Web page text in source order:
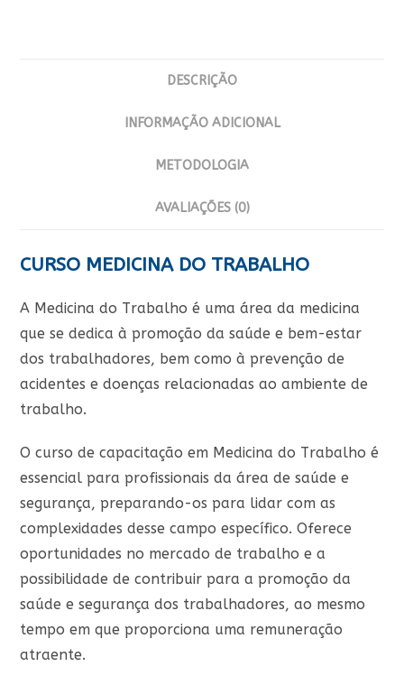
DESCRIÇÃO
INFORMAÇÃO ADICIONAL
METODOLOGIA
AVALIAÇÕES (0)
CURSO MEDICINA DO TRABALHO
A Medicina do Trabalho é uma área da medicina
que se dedica à promoção da saúde e bem-estar
dos trabalhadores, bem como à prevenção de
acidentes e doenças relacionadas ao ambiente de
trabalho.
O curso de capacitação em Medicina do Trabalho é
essencial para profissionais da área de saúde e
segurança, preparando-os para lidar com as
complexidades desse campo específico. Oferece
oportunidades no mercado de trabalho e a
possibilidade de contribuir para a promoção da
saúde e segurança dos trabalhadores, ao mesmo
tempo em que proporciona uma remuneração
atraente.